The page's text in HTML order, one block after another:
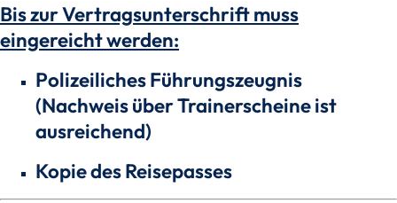
Bis zur Vertragsunterschrift muss
eingereicht werden:
Polizeiliches Führungszeugnis
(Nachweis über Trainerscheine ist
ausreichend)
Kopie des Reisepasses